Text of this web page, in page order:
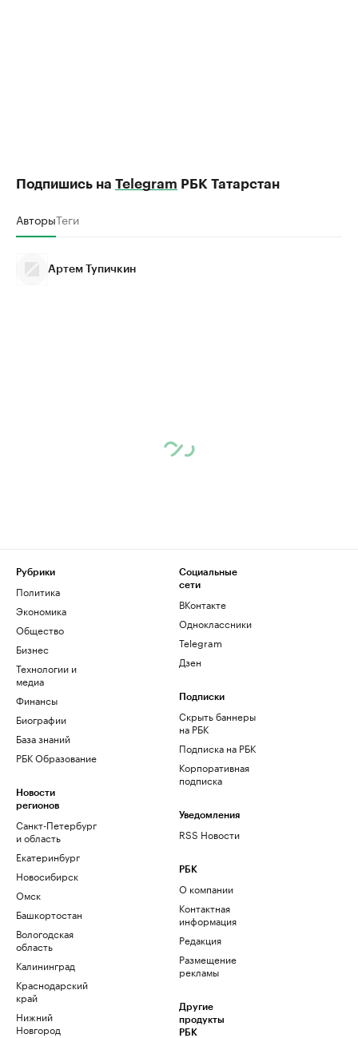
Подпишись на Telegram РБК Татарстан
АвторыТеги
Артем Тупичкин
Рубрики
Политика
Экономика
Общество
Бизнес
Технологии и
медиа
Финансы
Биографии
База знаний
РБК Образование
Новости
регионов
Санкт-Петербург
и область
Екатеринбург
Новосибирск
Омск
Башкортостан
Вологодская
область
Калининград
Краснодарский
край
Нижний
Новгород
Социальные
сети
ВКонтакте
Одноклассники
Telegram
Дзен
Подписки
Скрыть баннеры
на РБК
Подписка на РБК
Корпоративная
подписка
Уведомления
RSS Новости
РБК
О компании
Контактная
информация
Редакция
Размещение
рекламы
Другие
продукты
РБК